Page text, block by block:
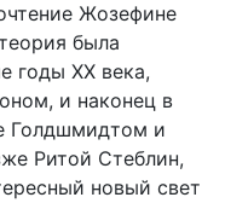
Жозефине
была
годы XX века,
и наконец в
Голдшмидтом и
Ритой Стеблин,
новый свет